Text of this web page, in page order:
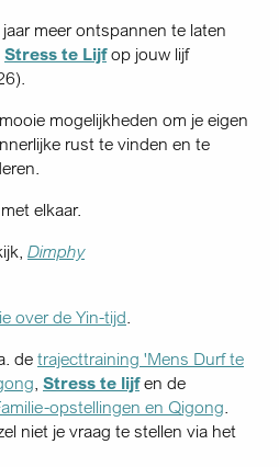
meer ontspannen te laten
Stress te Lijfop jouw lijf
mogelijkheden om je eigen
rust te vinden en te
elkaar.
Dimphy
over de Yin-tijd
de trajecttraining 'Mens Durf te
Stress te lijfen de
opstellingen en Qigong
niet je vraag te stellen via het